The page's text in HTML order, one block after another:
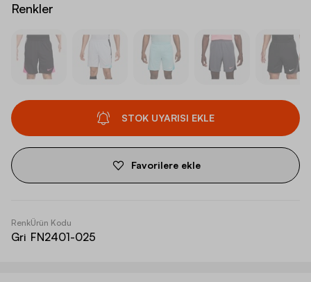
Renkler
STOK UYARISI EKLE
Favorilere ekle
Renk
Gri
Ürün Kodu
FN2401-025